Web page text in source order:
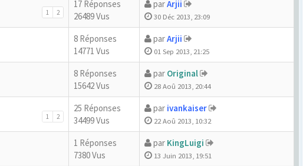
1 2
17 Réponses
26489 Vus
parArjii
30 Déc 2013, 23:09
8 Réponses
14771 Vus
parArjii
01 Sep 2013, 21:25
8 Réponses
15642 Vus
par Original
28 Aoû 2013, 20:44
1 2
25 Réponses
34499 Vus
par ivankaiser
22 Aoû 2013, 10:32
1 Réponses
7380 Vus
par KingLuigi
13 Juin 2013, 19:51